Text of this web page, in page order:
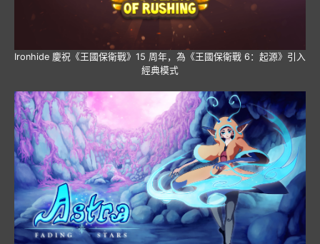
Ironhide 慶祝《王國保衛戰》15 周年，為《王國保衛戰 6：起源》引入
經典模式